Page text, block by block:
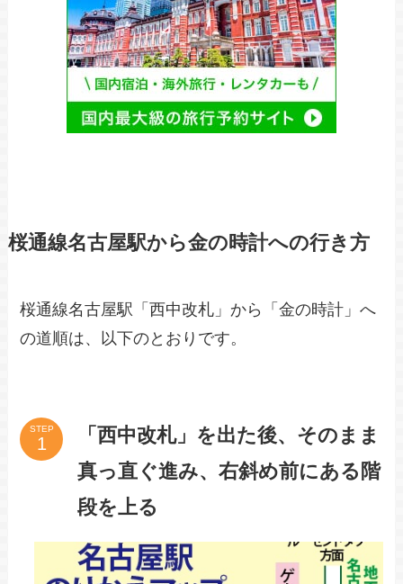
桜通線名古屋駅から金の時計への行き方
桜通線名古屋駅「西中改札」から「金の時計」へ
の道順は、以下のとおりです。
STEP
「西中改札」を出た後、そのまま
真っ直ぐ進み、右斜め前にある階
段を上る